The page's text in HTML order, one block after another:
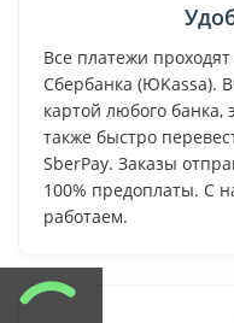
Все платежи
Сбербанка (ЮKassa).
картой любого
также быстро
SberPay. Заказы
100% предоплаты. С
работаем.